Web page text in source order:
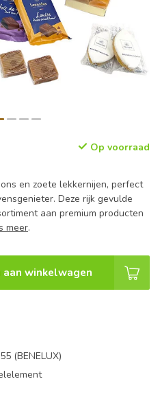
Op voorraad
en zoete lekkernijen, perfect
Deze rijk gevulde
aan premium producten
meer.
aan winkelwagen
(BENELUX)